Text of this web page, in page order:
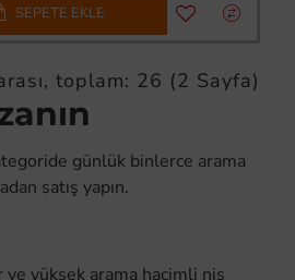
SEPETE EKLE
toplam: 26 (2 Sayfa)
günlük binlerce arama
satış yapın.
yüksek arama hacimli niş